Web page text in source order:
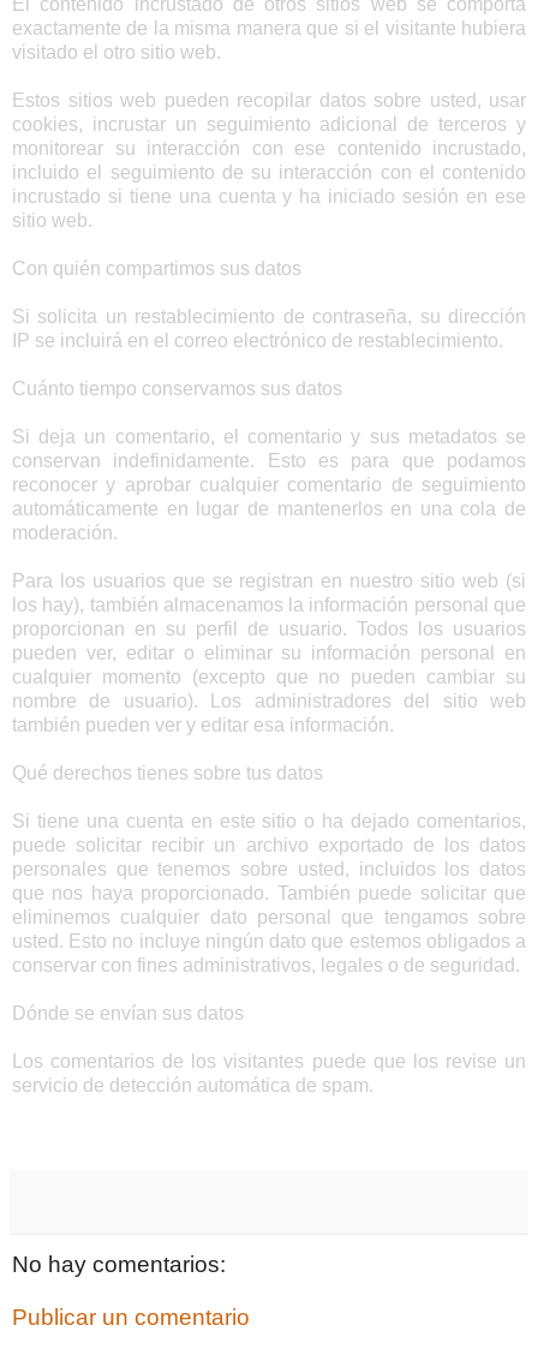
El contenido incrustado de otros sitios web se comporta
exactamente de la misma manera que si el visitante hubiera
visitado el otro sitio web.
Estos sitios web pueden recopilar datos sobre usted, usar
cookies, incrustar un seguimiento adicional de terceros y
monitorear su interacción con ese contenido incrustado,
incluido el seguimiento de su interacción con el contenido
incrustado si tiene una cuenta y ha iniciado sesión en ese
sitio web.
Con quién compartimos sus datos
Si solicita un restablecimiento de contraseña, su dirección
IP se incluirá en el correo electrónico de restablecimiento.
Cuánto tiempo conservamos sus datos
Si deja un comentario, el comentario y sus metadatos se
conservan indefinidamente. Esto es para que podamos
reconocer y aprobar cualquier comentario de seguimiento
automáticamente en lugar de mantenerlos en una cola de
moderación.
Para los usuarios que se registran en nuestro sitio web (si
los hay), también almacenamos la información personal que
proporcionan en su perfil de usuario. Todos los usuarios
pueden ver, editar o eliminar su información personal en
cualquier momento (excepto que no pueden cambiar su
nombre de usuario). Los administradores del sitio web
también pueden ver y editar esa información.
Qué derechos tienes sobre tus datos
Si tiene una cuenta en este sitio o ha dejado comentarios,
puede solicitar recibir un archivo exportado de los datos
personales que tenemos sobre usted, incluidos los datos
que nos haya proporcionado. También puede solicitar que
eliminemos cualquier dato personal que tengamos sobre
usted. Esto no incluye ningún dato que estemos obligados a
conservar con fines administrativos, legales o de seguridad.
Dónde se envían sus datos
Los comentarios de los visitantes puede que los revise un
servicio de detección automática de spam.
No hay comentarios:
Publicar un comentario